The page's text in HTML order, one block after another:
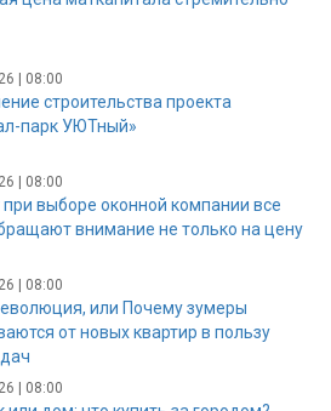
| 08:00
строительства проекта
парк УЮТный»
| 08:00
выборе оконной компании все
внимание не только на цену
| 08:00
или Почему зумеры
от новых квартир в пользу
| 08:00